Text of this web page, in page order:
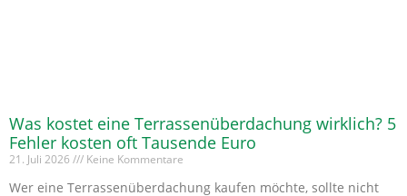
Was kostet eine Terrassenüberdachung wirklich? 5
Fehler kosten oft Tausende Euro
21. Juli 2026 Keine Kommentare
Wer eine Terrassenüberdachung kaufen möchte, sollte nicht